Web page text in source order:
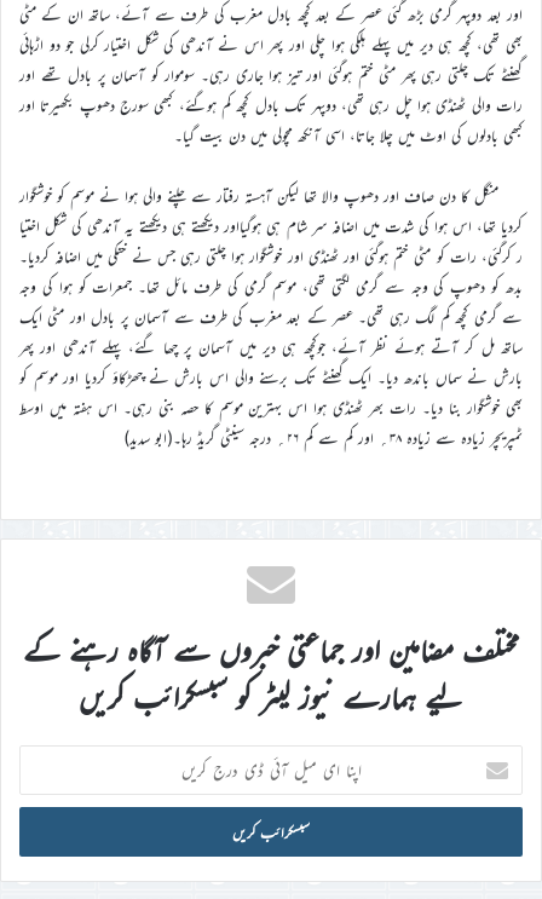
اور بعد دوپہر گرمی بڑھ گئی عصر کے بعد کچھ بادل مغرب کی طرف سے آئے، ساتھ ان کے مٹی
بھی تھی، کچھ ہی دیر میں پہلے ہلکی ہوا چلی اور پھر اس نے آندھی کی شکل اختیار کرلی جو دو اڑہائی
گھنٹے تک چلتی رہی پھر مٹی ختم ہوگئی اور تیز ہوا جاری رہی۔ سوموار کو آسمان پر بادل تھے اور
رات والی ٹھنڈی ہوا چل رہی تھی، دوپہر تک بادل کچھ کم ہوگئے، کبھی سورج دھوپ بکھیرتا اور
کبھی بادلوں کی اوٹ میں چلا جاتا، اسی آنکھ مچولی میں دن بیت گیا۔
منگل کا دن صاف اور دھوپ والا تھا لیکن آہستہ رفتار سے چلنے والی ہوا نے موسم کو خوشگوار
کردیا تھا، اس ہوا کی شدت میں اضافہ سر شام ہی ہوگیااور دیکھتے ہی دیکھتے یہ آندھی کی شکل اختیا
ر کرگئی، رات کو مٹی ختم ہوگئی اور ٹھنڈی اور خوشگوار ہوا چلتی رہی جس نے خنکی میں اضافہ کردیا۔
بدھ کو دھوپ کی وجہ سے گرمی لگتی تھی، موسم گرمی کی طرف مائل تھا۔ جمعرات کو ہوا کی وجہ
سے گرمی کچھ کم لگ رہی تھی۔ عصر کے بعد مغرب کی طرف سے آسمان پر بادل اور مٹی ایک
ساتھ مل کر آتے ہوئے نظر آئے، جوکچھ ہی دیر میں آسمان پر چھا گئے، پہلے آندھی اور پھر
بارش نے سماں باندھ دیا۔ ایک گھنٹے تک برسنے والی اس بارش نے چھڑکاؤ کردیا اور موسم کو
بھی خوشگوار بنا دیا۔ رات بھر ٹھنڈی ہوا اس بہترین موسم کا حصہ بنی رہی۔ اس ہفتہ میں اوسط
ٹمپریچر زیادہ سے زیادہ ۳۸؍ اور کم سے کم ۲۶؍ درجہ سینٹی گریڈ رہا۔(ابو سدید)
مختلف مضامین اور جماعتی خبروں سے آگاہ رہنے کے
لیے ہمارے نیوز لیٹر کو سبسکرائب کریں
اپنا
ای
میل
ڈی
درج